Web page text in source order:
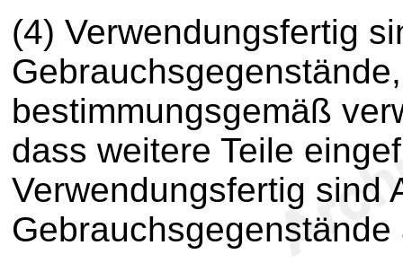
(4) Verwendungsfertig
bestimmungsgemäß
dass weitere Teile
Verwendungsfertig sind